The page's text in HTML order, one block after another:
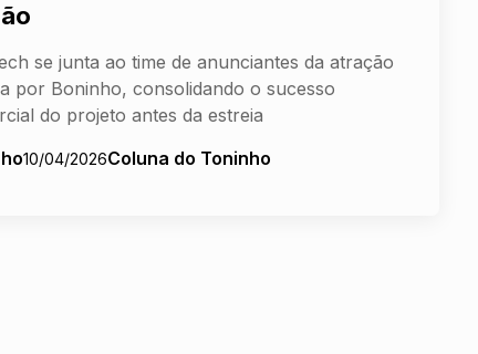
se junta ao time de anunciantes da atração
por Boninho, consolidando o sucesso
do projeto antes da estreia
10/04/2026Coluna do Toninho